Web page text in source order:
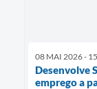
08 MAI 2026 -
Desenvolve
emprego a